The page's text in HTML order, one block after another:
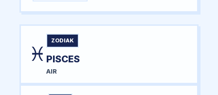
♓
ZODIAK
PISCES
AIR